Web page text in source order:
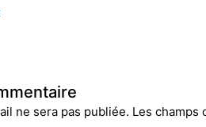
ne sera pas publiée. Les champs